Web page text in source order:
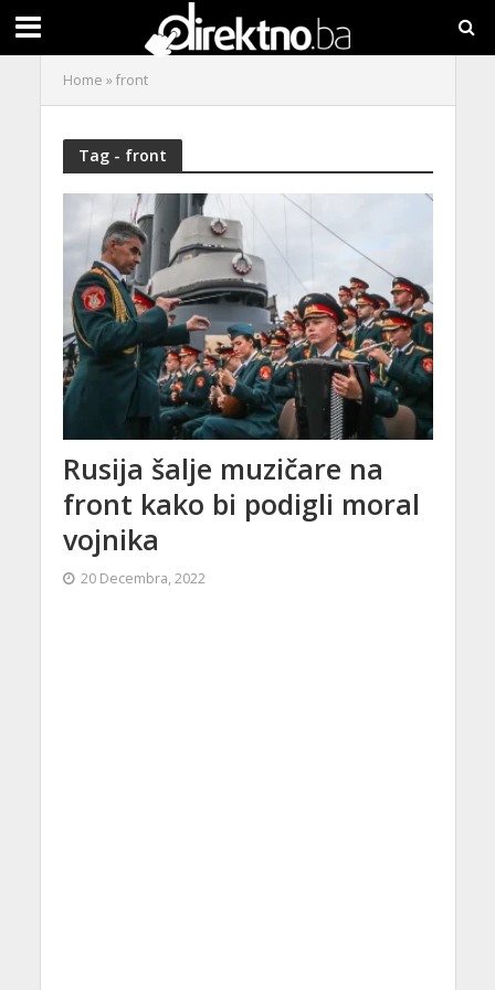
Home »front
Tag - front
Rusija šalje muzičare na
front kako bi podigli moral
vojnika
20 Decembra, 2022